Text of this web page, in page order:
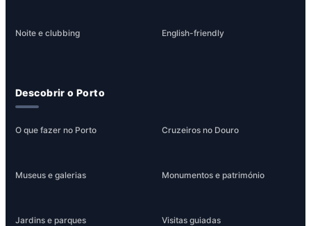
Noite e clubbing English-friendly
Descobrir o Porto
O que fazer no Porto Cruzeiros no Douro
Museus e galerias Monumentos e património
Jardins e parques Visitas guiadas